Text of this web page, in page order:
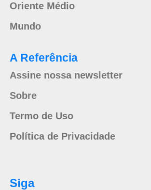
Oriente Médio
Mundo
A Referência
Assine nossa newsletter
Sobre
Termo de Uso
Política de Privacidade
Siga